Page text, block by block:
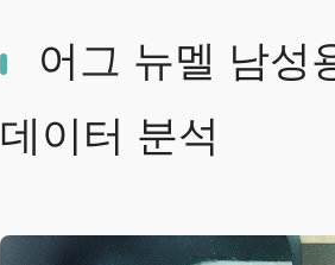
어그 뉴멜 남성
데이터 분석